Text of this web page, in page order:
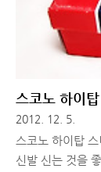
스코노 하이
2012. 12. 5.
스코노 하이탑
신발 신는 것을